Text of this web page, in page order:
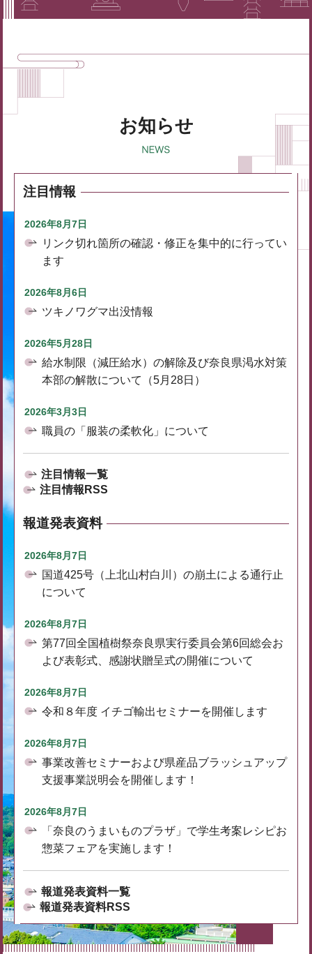
お知らせ
注目情報
2026年8月7日
リンク切れ箇所の確認・修正を集中的に行ってい
ます
2026年8月6日
ツキノワグマ出没情報
2026年5月28日
給水制限（減圧給水）の解除及び奈良県渇水対策
本部の解散について（5月28日）
2026年3月3日
職員の「服装の柔軟化」について
注目情報一覧
注目情報RSS
報道発表資料
2026年8月7日
国道425号（上北山村白川）の崩土による通行止
について
2026年8月7日
第77回全国植樹祭奈良県実行委員会第6回総会お
よび表彰式、感謝状贈呈式の開催について
2026年8月7日
令和８年度 イチゴ輸出セミナーを開催します
2026年8月7日
事業改善セミナーおよび県産品ブラッシュアップ
支援事業説明会を開催します！
2026年8月7日
「奈良のうまいものプラザ」で学生考案レシピお
惣菜フェアを実施します！
報道発表資料一覧
報道発表資料RSS